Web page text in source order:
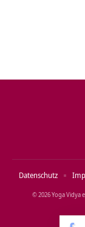
© 2026 Yoga Vidya
Datenschutz